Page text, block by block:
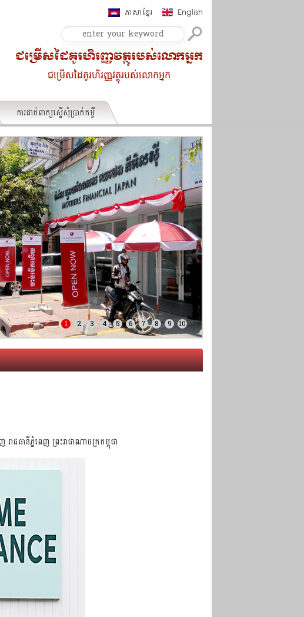
English
ភាសាខ្មែរ
ជម្រើសដៃគូរហិរញ្ញវត្ថុរបស់លោកអ្នក
ជម្រើសដៃគូរហិរញ្ញវត្ថុរបស់លោកអ្នក
ការដាក់ពាក្យស្នើសុំប្រាក់កម្ចី
1 2 3 4 5 6 7 8 9 10
ធានីភ្នំពេញ ព្រះរាជាណាចក្រកម្ពុជា